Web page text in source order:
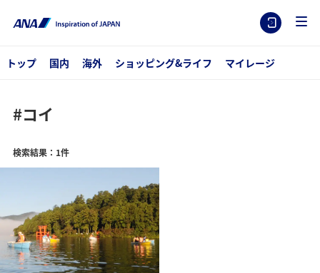
トップ 国内 海外 ショッピング&ライフ マイレージ
#コイ
検索結果：1件